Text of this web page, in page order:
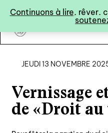
Continuons à lire, rêver,
art&fiction
JEUDI 13 NOVEMBRE
Vernissage
de «Droit au